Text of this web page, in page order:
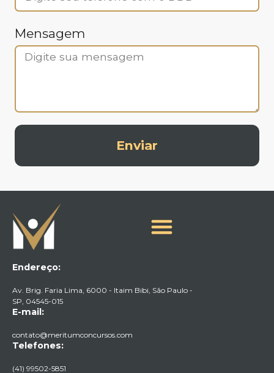
Mensagem
Enviar
Endereço:
Av. Brig. Faria Lima, 6000 - Itaim Bibi, São Paulo -
SP, 04545-015​
E-mail:
contato@meritumconcursos.com
Telefones:
(41) 99502-5851